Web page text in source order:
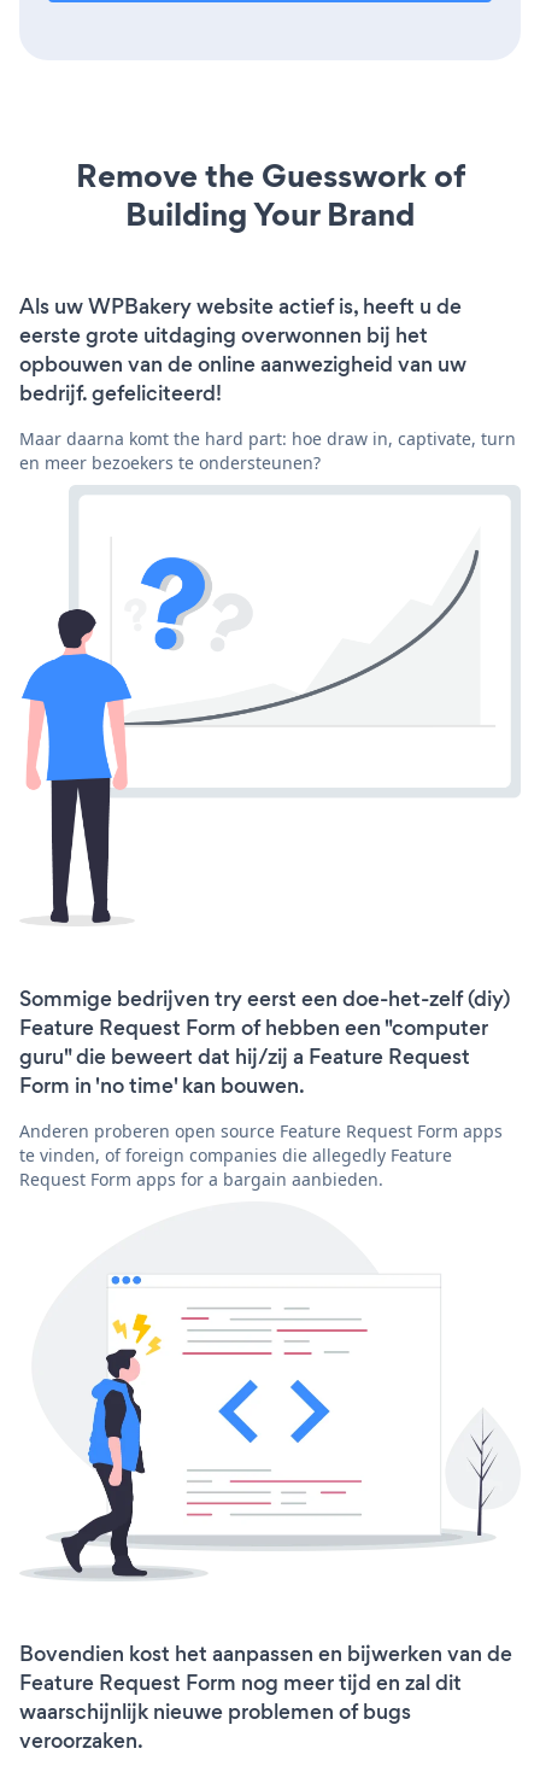
Remove the Guesswork of
Building Your Brand
Als uw WPBakery website actief is, heeft u de
eerste grote uitdaging overwonnen bij het
opbouwen van de online aanwezigheid van uw
bedrijf. gefeliciteerd!
Maar daarna komt the hard part: hoe draw in, captivate, turn
en meer bezoekers te ondersteunen?
Sommige bedrijven try eerst een doe-het-zelf (diy)
Feature Request Form of hebben een "computer
guru" die beweert dat hij/zij a Feature Request
Form in 'no time' kan bouwen.
Anderen proberen open source Feature Request Form apps
te vinden, of foreign companies die allegedly Feature
Request Form apps for a bargain aanbieden.
Bovendien kost het aanpassen en bijwerken van de
Feature Request Form nog meer tijd en zal dit
waarschijnlijk nieuwe problemen of bugs
veroorzaken.